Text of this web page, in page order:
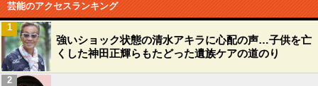
芸能のアクセスランキング
強いショック状態の清水アキラに心配の声…子供を亡
くした神田正輝らもたどった遺族ケアの道のり
1
2